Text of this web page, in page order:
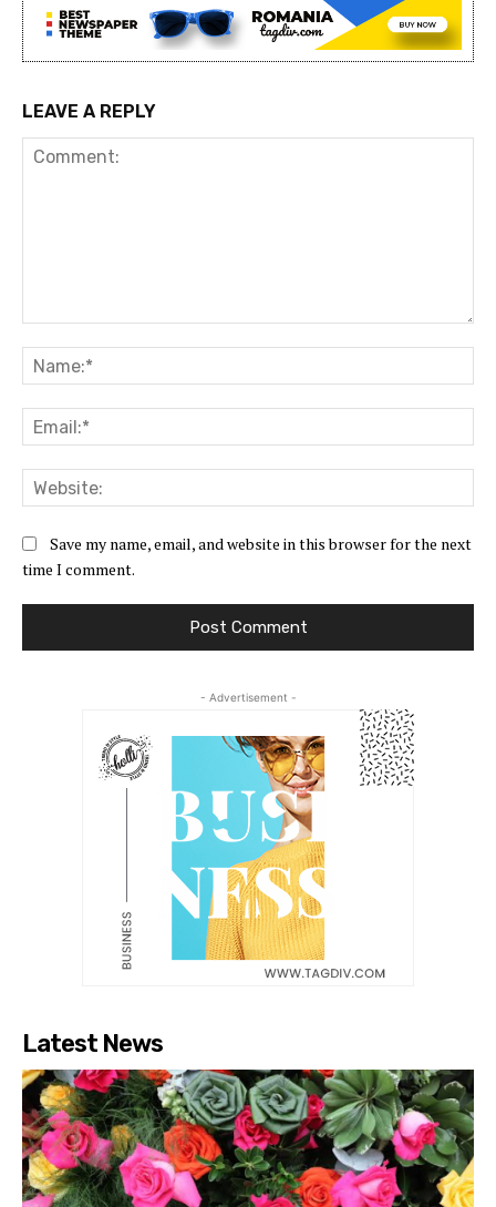
LEAVE A REPLY
Save my name, email, and website in this browser for the next
time I comment.
- Advertisement -
Latest News